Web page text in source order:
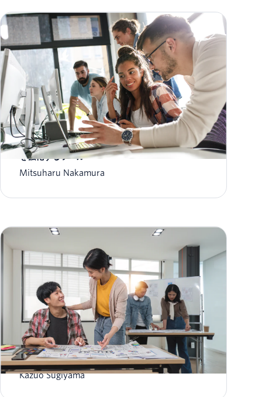
Twilio Messaging Insights: メッセージング分析
を強化するツール
Mitsuharu Nakamura
2023年1月サポートFAQアップデート
Kazuo Sugiyama